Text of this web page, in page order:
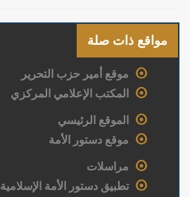
مواقع ذات صلة
موقع أمير حزب التحرير
المكتب الإعلامي المركزي
الموقع الرئيسي
موقع دستور الأمة
مراسلات
تطبيق دستور الأمة الإسلامية